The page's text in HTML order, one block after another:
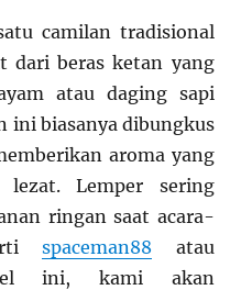
camilan tradisional
dari beras ketan yang
atau daging sapi
ini biasanya dibungkus
aroma yang
Lemper sering
ringan saat acara-
spaceman88 atau
ini, kami akan